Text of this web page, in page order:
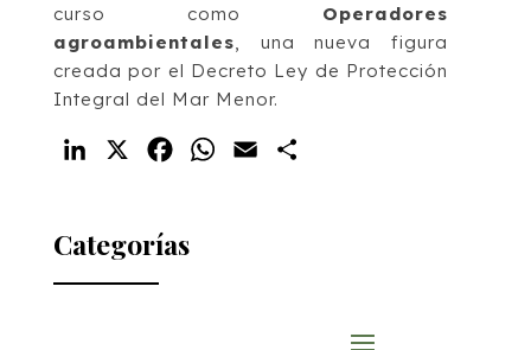
curso como Operadores
agroambientales , una nueva figura
creada por el Decreto Ley de Protección
Integral del Mar Menor.
LinkedIn FacebookWhatsApp
Email
Categorías